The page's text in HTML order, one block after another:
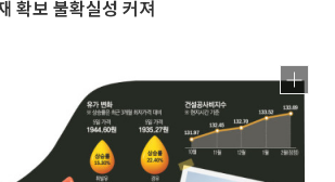
확보 불확실성 커져